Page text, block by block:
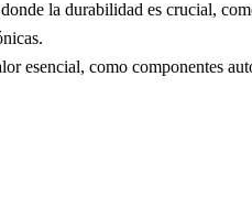
la durabilidad es crucial,
esencial, como componentes